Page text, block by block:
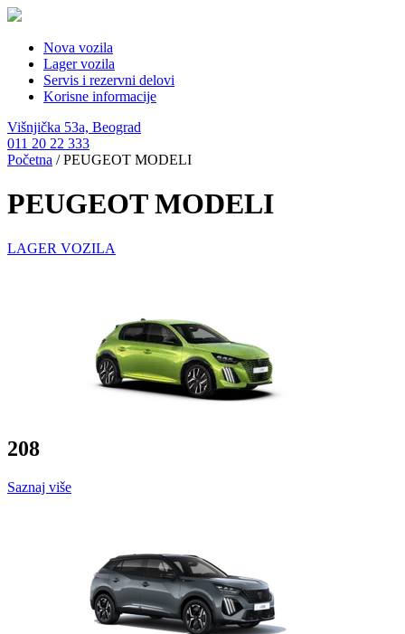
Nova vozila
Lager vozila
Servis i rezervni delovi
Korisne informacije
Višnjička 53a, Beograd
011 20 22 333
Početna /PEUGEOT MODELI
PEUGEOT MODELI
LAGER VOZILA
208
Saznaj više